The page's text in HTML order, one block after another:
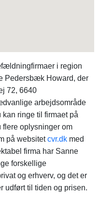
i region
Pedersbæk Howard, der
72, 6640
arbejdsområde
ringe til firmaet på
oplysninger om
på websitetcvr.dk med
firma har Sanne
forskellige
og erhverv, og det er
udført til tiden og prisen.